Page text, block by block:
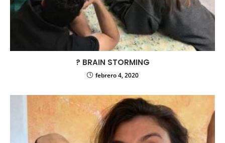
? BRAIN STORMING
febrero 4, 2020